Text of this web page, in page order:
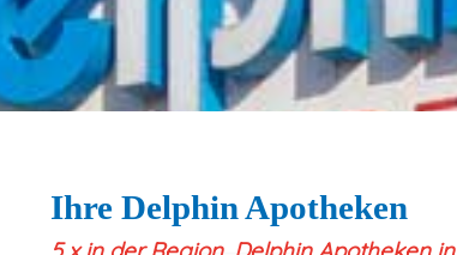
Ihre Delphin Apotheken